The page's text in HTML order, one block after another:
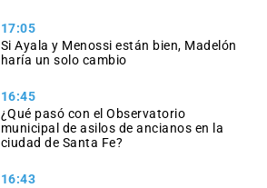
17:05
Si Ayala y Menossi están bien, Madelón
haría un solo cambio
16:45
¿Qué pasó con el Observatorio
municipal de asilos de ancianos en la
ciudad de Santa Fe?
16:43